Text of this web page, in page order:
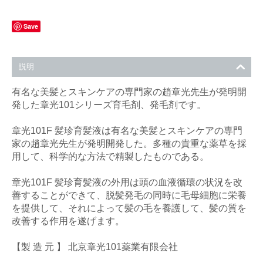
Save
説明
有名な美髪とスキンケアの専門家の趙章光先生が発明開
発した章光101シリーズ育毛剤、発毛剤です。
章光101F 髪珍育髪液は有名な美髪とスキンケアの専門
家の趙章光先生が発明開発した。多種の貴重な薬草を採
用して、科学的な方法で精製したものである。
章光101F 髪珍育髪液の外用は頭の血液循環の状況を改
善することができて、脱髪発毛の同時に毛母細胞に栄養
を提供して、それによって髪の毛を養護して、髪の質を
改善する作用を遂げます。
【製 造 元 】 北京章光101薬業有限会社